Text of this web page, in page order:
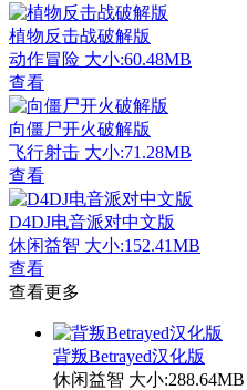
植物反击战破解版
动作冒险 大小:60.48MB
查看
向僵尸开火破解版
飞行射击 大小:71.28MB
查看
D4DJ电音派对中文版
休闲益智 大小:152.41MB
查看
查看更多
背叛Betrayed汉化版
休闲益智 大小:288.64MB